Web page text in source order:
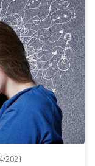
2021